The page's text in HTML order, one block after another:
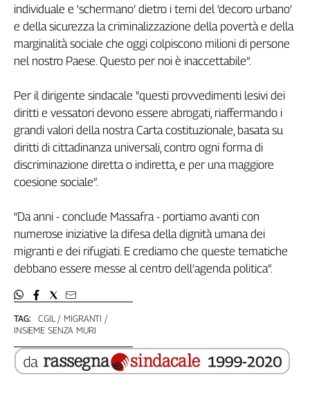
Collettiva
Talk
La
settimana
Sassolino
Linea
Economica
Tech
It
Inserti
Idea
Diffusa
Le
trasmissioni
Work
TAG: CGIL
MIGRANTI
INSIEME SENZA MURI
individuale e ‘schermano’ dietro i temi del ‘decoro urbano’
e della sicurezza la criminalizzazione della povertà e della
marginalità sociale che oggi colpiscono milioni di persone
nel nostro Paese. Questo per noi è inaccettabile”.
Per il dirigente sindacale "questi provvedimenti lesivi dei
diritti e vessatori devono essere abrogati, riaffermando i
grandi valori della nostra Carta costituzionale, basata su
diritti di cittadinanza universali, contro ogni forma di
discriminazione diretta o indiretta, e per una maggiore
coesione sociale”.
“Da anni - conclude Massafra - portiamo avanti con
numerose iniziative la difesa della dignità umana dei
migranti e dei rifugiati. E crediamo che queste tematiche
debbano essere messe al centro dell’agenda politica”.